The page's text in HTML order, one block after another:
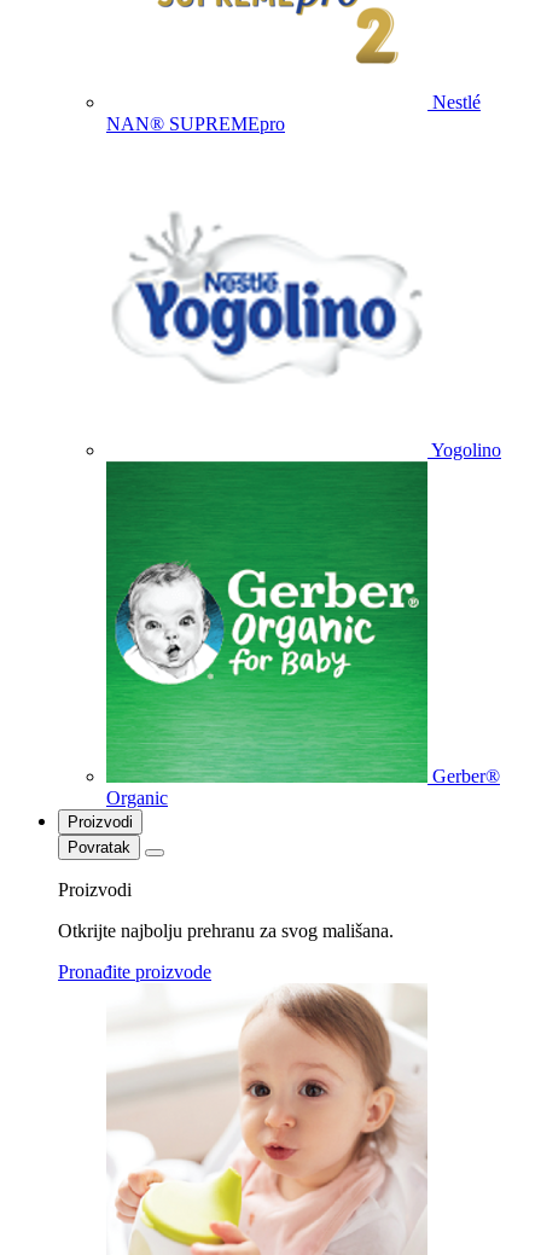
Nestlé
NAN® SUPREMEpro
Yogolino
Gerber®
Organic
Proizvodi
Povratak
Proizvodi
Otkrijte najbolju prehranu za svog mališana.
Pronađite proizvode